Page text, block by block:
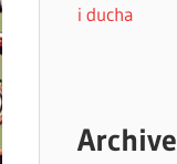
i ducha
Archive